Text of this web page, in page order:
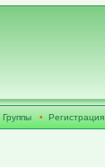
Группы • Регистрация